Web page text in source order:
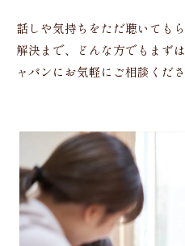
話しや気持ちをただ聴いても
解決まで、どんな方でもまず
ャパンにお気軽にご相談くださ